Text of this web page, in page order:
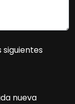
nueva